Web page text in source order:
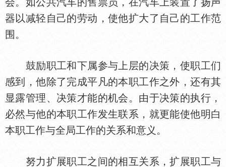
器以减轻自己的劳动，使他扩大了自己的工作范
围。
鼓励职工和下属参与上层的决策，使职工们
感到，他除了完成平凡的本职工作之外，还有其
显露管理、决策才能的机会。由于决策的执行，
必然与他的本职工作发生联系，就更能使他明白
本职工作与全局工作的关系和意义。
努力扩展职工之间的相互关系，扩展职工与